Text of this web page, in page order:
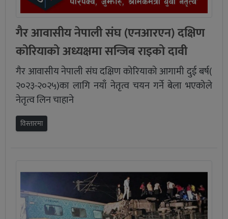
गैर आवासीय नेपाली संघ (एनआरएन) दक्षिण
कोरियाको अध्यक्षमा सन्जिब राइको दावी
गैर आवासीय नेपाली संघ दक्षिण कोरियाको आगामी दुई बर्ष(
२०२३-२०२५)का लागि नयाँ नेतृत्व चयन गर्ने बेला भएकोले
नेतृत्व लिन चाहाने
विस्तारमा